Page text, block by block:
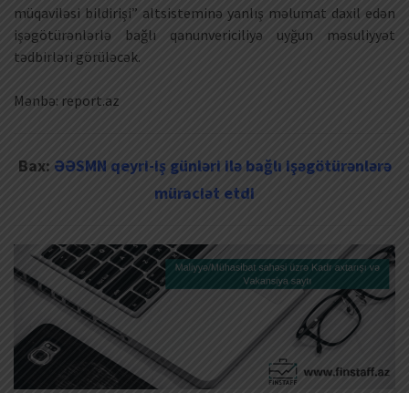
müqaviləsi bildirişi” altsisteminə yanlış məlumat daxil edən
işəgötürənlərlə bağlı qanunvericiliyə uyğun məsuliyyət
tədbirləri görüləcək.
Mənbə: report.az
Bax: ƏƏSMN qeyri-iş günləri ilə bağlı işəgötürənlərə
müraciət etdi